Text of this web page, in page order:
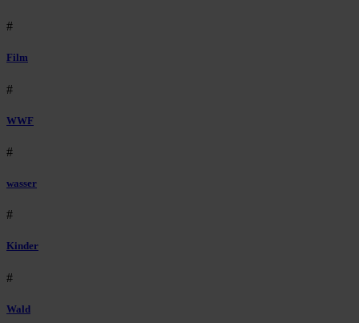
#
Film
#
WWF
#
wasser
#
Kinder
#
Wald